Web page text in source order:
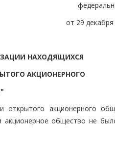
от 29
НАХОДЯЩИХСЯ
АКЦИОНЕРНОГО
акционерного
общество не